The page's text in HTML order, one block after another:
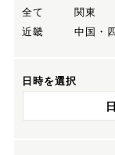
全て
関東
近畿
中国・
日時を選択